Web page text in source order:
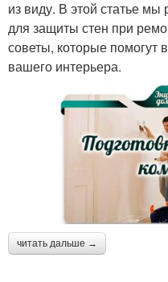
из виду. В этой статье
для защиты стен при
советы, которые помогут
вашего интерьера.
читать дальше →